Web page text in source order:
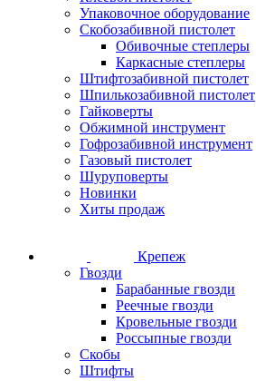
Упаковочное оборудование
Скобозабивной пистолет
Обивочные степлеры
Каркасные степлеры
Штифтозабивной пистолет
Шпилькозабивной пистолет
Гайковерты
Обжимной инструмент
Гофрозабивной инструмент
Газовый пистолет
Шуруповерты
Новинки
Хиты продаж
Крепеж
Гвозди
Барабанные гвозди
Реечные гвозди
Кровельные гвозди
Россыпные гвозди
Скобы
Штифты